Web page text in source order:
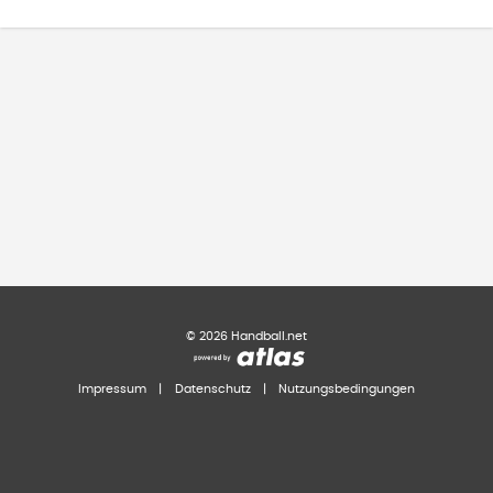
© 2026 Handball.net
Impressum Datenschutz Nutzungsbedingungen